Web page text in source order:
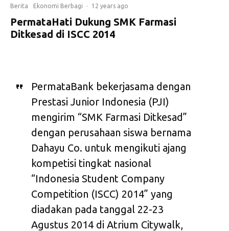
Berita Ekonomi Berbagi · 12 years ago
PermataHati Dukung SMK Farmasi
Ditkesad di ISCC 2014
PermataBank bekerjasama dengan
Prestasi Junior Indonesia (PJI)
mengirim “SMK Farmasi Ditkesad”
dengan perusahaan siswa bernama
Dahayu Co. untuk mengikuti ajang
kompetisi tingkat nasional
“Indonesia Student Company
Competition (ISCC) 2014” yang
diadakan pada tanggal 22-23
Agustus 2014 di Atrium Citywalk,